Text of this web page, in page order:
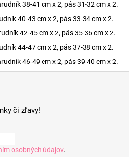
38-41 cm x 2, pás 31-32 cm x 2.
40-43 cm x 2, pás 33-34 cm x 2.
42-45 cm x 2, pás 35-36 cm x 2.
44-47 cm x 2, pás 37-38 cm x 2.
46-49 cm x 2, pás 39-40 cm x 2.
či zľavy!
osobných údajov.